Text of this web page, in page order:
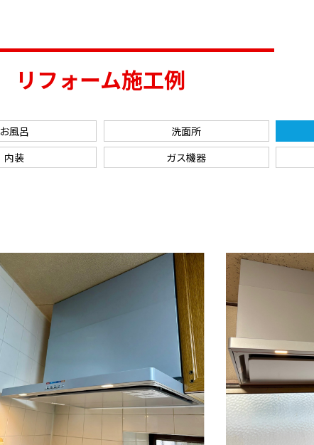
リフォーム施工例
お風呂 洗面所
内装 ガス機器